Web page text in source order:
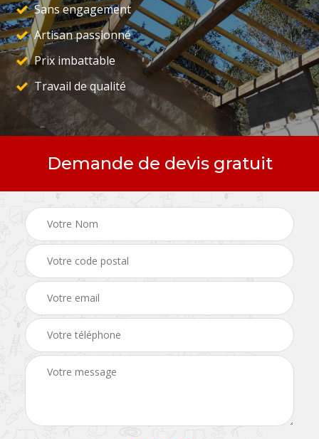
Sans engagement
Artisan passionné
Prix imbattable
Travail de qualité
Demande de devis gratuit